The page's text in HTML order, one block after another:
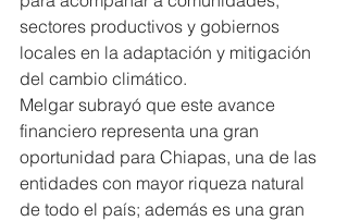
sectores productivos y gobiernos
locales en la adaptación y mitigación
del cambio climático.
Melgar subrayó que este avance
financiero representa una gran
oportunidad para Chiapas, una de las
entidades con mayor riqueza natural
de todo el país; además es una gran